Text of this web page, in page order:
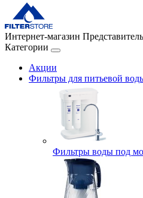
Интернет-магазин
Категории
Акции
Фильтры для питьевой
Фильтры воды под